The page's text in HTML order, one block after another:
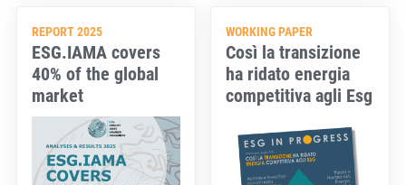
REPORT 2025
ESG.IAMA covers
40% of the global
market
WORKING PAPER
Così la transizione
ha ridato energia
competitiva agli Esg